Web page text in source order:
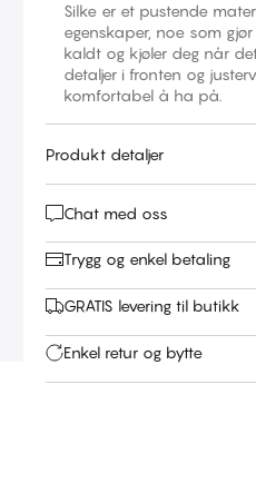
Silke er et pustende
egenskaper, noe som
kaldt og kjøler deg når
detaljer i fronten og
komfortabel å ha på.
Produkt detaljer
Chat med oss
Trygg og enkel betaling
GRATIS levering til butikk
Enkel retur og bytte